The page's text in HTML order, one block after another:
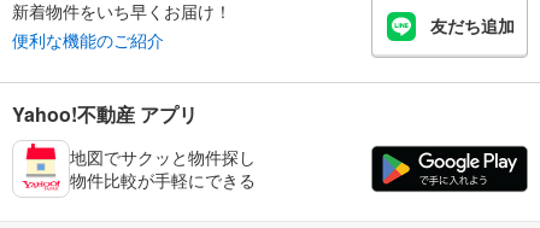
新着物件をいち早くお届け！
便利な機能のご紹介
友だち追加
Yahoo!不動産 アプリ
地図でサクッと物件探し
物件比較が手軽にできる